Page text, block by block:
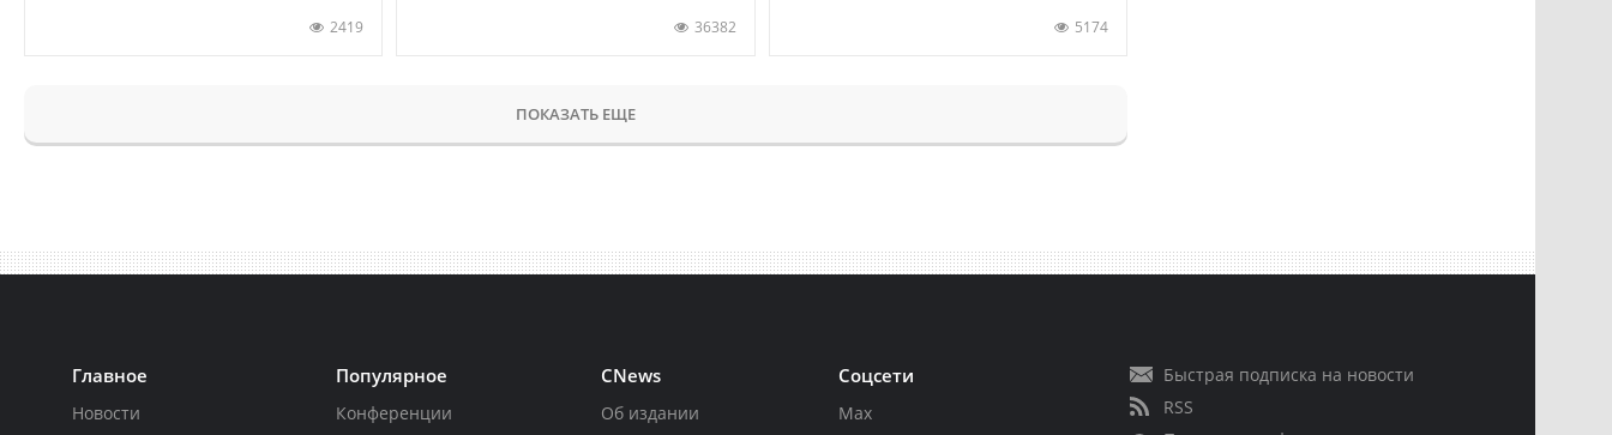
2419 36382 5174
ПОКАЗАТЬ ЕЩЕ
Главное
Новости
Популярное
Конференции
CNews
Об издании
Соцсети
Max
Быстрая подписка на новости
RSS